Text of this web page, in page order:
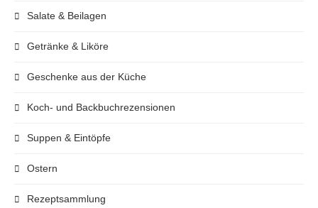
Salate & Beilagen
Getränke & Liköre
Geschenke aus der Küche
Koch- und Backbuchrezensionen
Suppen & Eintöpfe
Ostern
Rezeptsammlung